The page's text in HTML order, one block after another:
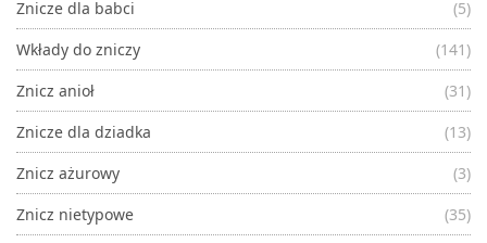
Znicze dla babci
(5)
Wkłady do zniczy
(141)
Znicz anioł
(31)
Znicze dla dziadka
(13)
Znicz ażurowy
(3)
Znicz nietypowe
(35)